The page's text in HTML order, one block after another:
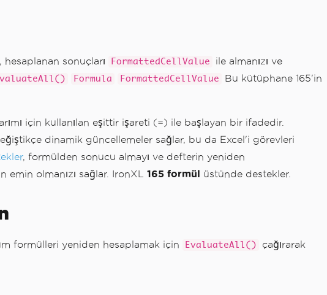
sonuçları FormattedCellValue ile almanızı ve
Formula FormattedCellValue
Bu kütüphane 165'in
için kullanılan eşittir işareti (=) ile başlayan bir ifadedir.
dinamik güncellemeler sağlar, bu da Excel'i görevleri
, formülden sonucu almayı ve defterin yeniden
olmanızı sağlar. IronXL 165 formül üstünde destekler.
formülleri yeniden hesaplamak için EvaluateAll()
çağırarak